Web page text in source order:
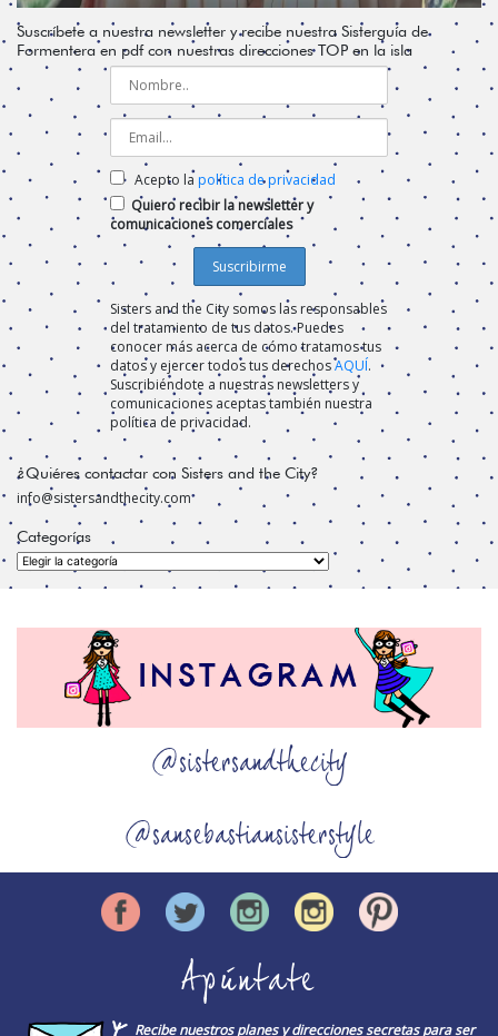
Suscríbete a nuestra newsletter y recibe nuestra Sisterguía de
Formentera en pdf con nuestras direcciones TOP en la isla
Acepto la política de privacidad
Quiero recibir la newsletter y
comunicaciones comerciales
Sisters and the City somos las responsables
del tratamiento de tus datos. Puedes
conocer más acerca de cómo tratamos tus
datos y ejercer todos tus derechosAQUÍ.
Suscribiéndote a nuestras newsletters y
comunicaciones aceptas también nuestra
política de privacidad.
¿Quiéres contactar con Sisters and the City?
info@sistersandthecity.com
Categorías
Categorías
@sistersandthecity
@sansebastiansisterstyle
Apúntate
Recibe nuestros planes y direcciones secretas para ser